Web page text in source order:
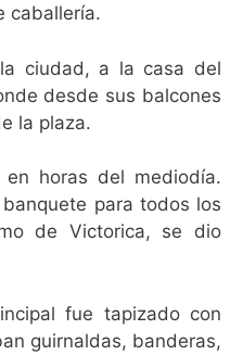
caballería.
ciudad, a la casa del
desde sus balcones
la plaza.
horas del mediodía.
para todos los
de Victorica, se dio
fue tapizado con
guirnaldas, banderas,